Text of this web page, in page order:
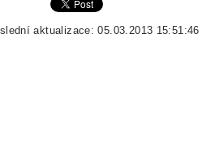
aktualizace: 05.03.2013 15:51:46